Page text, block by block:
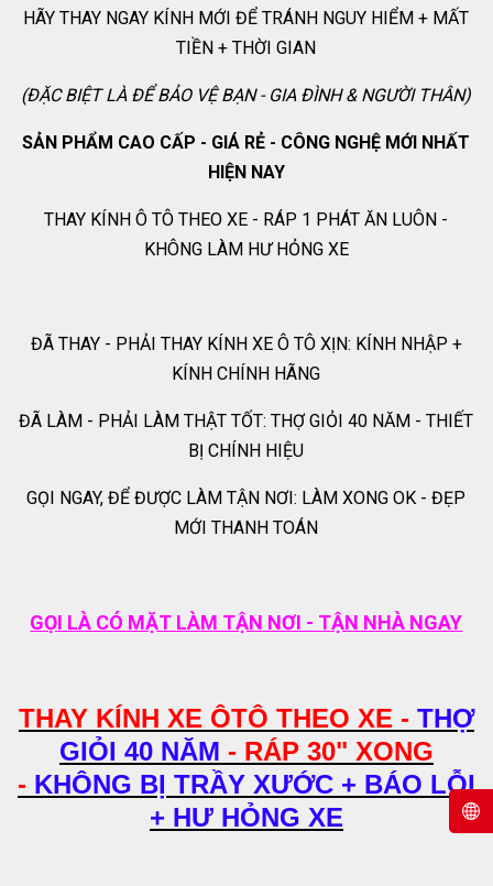
HÃY THAY NGAY KÍNH MỚI ĐỂ TRÁNH NGUY HIỂM + MẤT
TIỀN + THỜI GIAN
(ĐẶC BIỆT LÀ ĐỂ BẢO VỆ BẠN - GIA ĐÌNH & NGƯỜI THÂN)
SẢN PHẨM CAO CẤP - GIÁ RẺ - CÔNG NGHỆ MỚI NHẤT
HIỆN NAY
THAY KÍNH Ô TÔ THEO XE - RÁP 1 PHÁT ĂN LUÔN -
KHÔNG LÀM HƯ HỎNG XE
ĐÃ THAY - PHẢI THAY KÍNH XE Ô TÔ XỊN: KÍNH NHẬP +
KÍNH CHÍNH HÃNG
ĐÃ LÀM - PHẢI LÀM THẬT TỐT: THỢ GIỎI 40 NĂM - THIẾT
BỊ CHÍNH HIỆU
GỌI NGAY, ĐỂ ĐƯỢC LÀM TẬN NƠI: LÀM XONG OK - ĐẸP
MỚI THANH TOÁN
GỌI LÀ CÓ MẶT LÀM TẬN NƠI - TẬN NHÀ NGAY
THAY KÍNH XE ÔTÔ THEO XE - THỢ
GIỎI 40 NĂM - RÁP 30" XONG
- KHÔNG BỊ TRẦY XƯỚC + BÁO LỖI
+ HƯ HỎNG XE